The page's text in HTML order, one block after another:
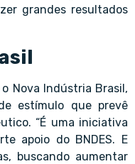
grandes resultados
Nova Indústria Brasil,
estímulo que prevê
“É uma iniciativa
apoio do BNDES. E
buscando aumentar